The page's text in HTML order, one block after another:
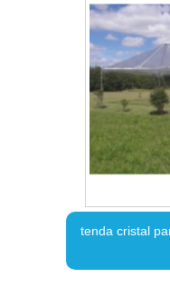
tenda cristal